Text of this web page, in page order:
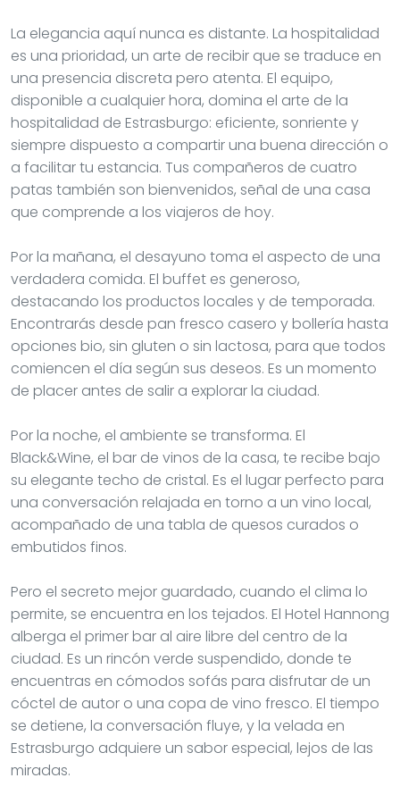
La elegancia aquí nunca es distante. La hospitalidad
es una prioridad, un arte de recibir que se traduce en
una presencia discreta pero atenta. El equipo,
disponible a cualquier hora, domina el arte de la
hospitalidad de Estrasburgo: eficiente, sonriente y
siempre dispuesto a compartir una buena dirección o
a facilitar tu estancia. Tus compañeros de cuatro
patas también son bienvenidos, señal de una casa
que comprende a los viajeros de hoy.
Por la mañana, el desayuno toma el aspecto de una
verdadera comida. El buffet es generoso,
destacando los productos locales y de temporada.
Encontrarás desde pan fresco casero y bollería hasta
opciones bio, sin gluten o sin lactosa, para que todos
comiencen el día según sus deseos. Es un momento
de placer antes de salir a explorar la ciudad.
Por la noche, el ambiente se transforma. El
Black&Wine, el bar de vinos de la casa, te recibe bajo
su elegante techo de cristal. Es el lugar perfecto para
una conversación relajada en torno a un vino local,
acompañado de una tabla de quesos curados o
embutidos finos.
Pero el secreto mejor guardado, cuando el clima lo
permite, se encuentra en los tejados. El Hotel Hannong
alberga el primer bar al aire libre del centro de la
ciudad. Es un rincón verde suspendido, donde te
encuentras en cómodos sofás para disfrutar de un
cóctel de autor o una copa de vino fresco. El tiempo
se detiene, la conversación fluye, y la velada en
Estrasburgo adquiere un sabor especial, lejos de las
miradas.